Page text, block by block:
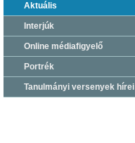
Aktuális
Interjúk
Online médiafigyelő
Portrék
Tanulmányi versenyek hírei